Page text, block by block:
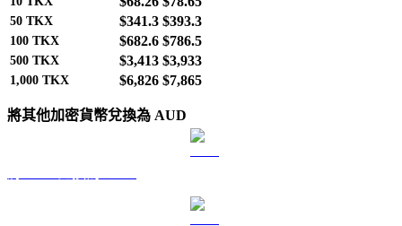
50 TKX $341.3 $393.3
100 TKX $682.6 $786.5
500 TKX $3,413 $3,933
1,000 TKX $6,826 $7,865
將其他加密貨幣兌換為 AUD